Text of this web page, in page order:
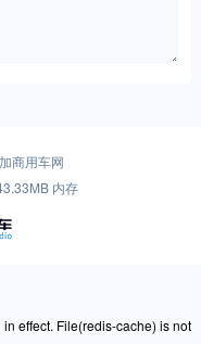
商用车网
内存
effect. File(redis-cache) is not